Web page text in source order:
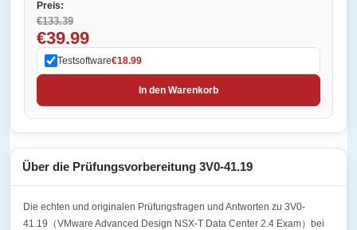
Preis:
€133.39
€39.99
Testsoftware€18.99
In den Warenkorb
Über die Prüfungsvorbereitung 3V0-41.19
Die echten und originalen Prüfungsfragen und Antworten zu 3V0-
41.19（VMware Advanced Design NSX-T Data Center 2.4 Exam）bei